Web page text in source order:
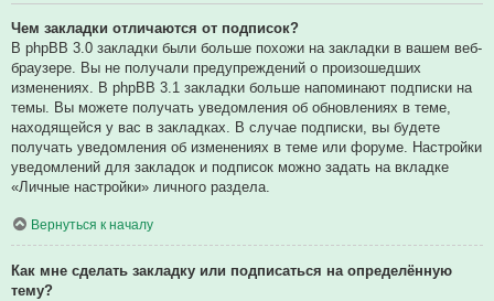
Чем закладки отличаются от подписок?
В phpBB 3.0 закладки были больше похожи на закладки в вашем веб-
браузере. Вы не получали предупреждений о произошедших
изменениях. В phpBB 3.1 закладки больше напоминают подписки на
темы. Вы можете получать уведомления об обновлениях в теме,
находящейся у вас в закладках. В случае подписки, вы будете
получать уведомления об изменениях в теме или форуме. Настройки
уведомлений для закладок и подписок можно задать на вкладке
«Личные настройки» личного раздела.
Вернуться к началу
Как мне сделать закладку или подписаться на определённую
тему?